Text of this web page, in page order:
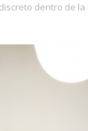
dentro de la